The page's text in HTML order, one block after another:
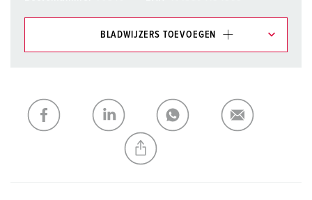
BLADWIJZERS TOEVOEGEN
Mijn lijst TOEVOEGEN
NIEUW LIJST MAKEN